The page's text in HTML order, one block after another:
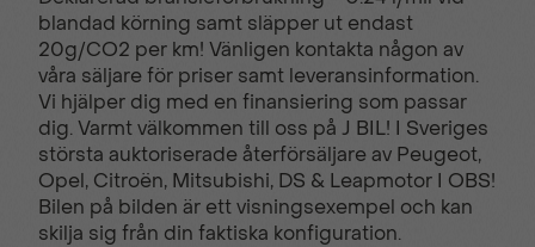
ECO LED-strålkastare
Elektrisk
parkeringsbroms
Elinfällbara sidospeglar Farthållare
blandad körning samt släpper ut endast
20g/CO2 per km! Vänligen kontakta någon av
våra säljare för priser samt leveransinformation.
Vi hjälper dig med en finansiering som passar
dig. Varmt välkommen till oss på J BIL! I Sveriges
största auktoriserade återförsäljare av Peugeot,
Opel, Citroën, Mitsubishi, DS & Leapmotor I OBS!
Bilen på bilden är ett visningsexempel och kan
skilja sig från din faktiska konfiguration.